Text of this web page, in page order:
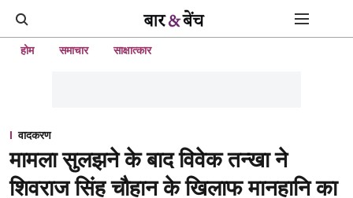
होम समाचार साक्षात्कार
वादकरण
मामला सुलझने के बाद विवेक तन्खा ने
शिवराज सिंह चौहान के खिलाफ मानहानि का